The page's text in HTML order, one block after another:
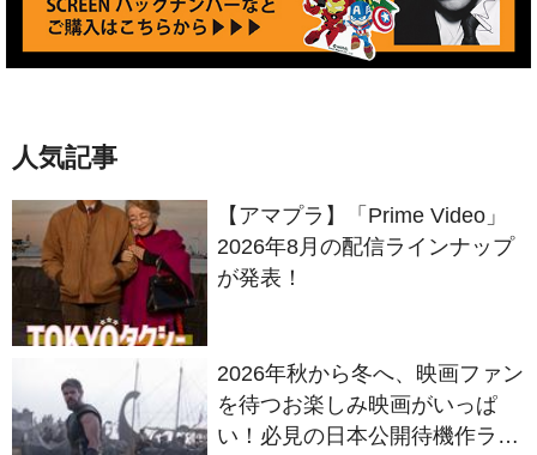
人気記事
【アマプラ】「Prime Video」
2026年8月の配信ラインナップ
が発表！
2026年秋から冬へ、映画ファン
を待つお楽しみ映画がいっぱ
い！必見の日本公開待機作ライ